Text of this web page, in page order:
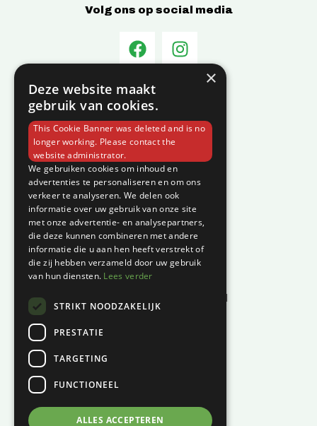
Volg ons op social media
Informatie
Over C-Vin
Contact
Klantenservice
Garantie en klachten
Betaalmethodes
Privacyverklaring
Algemene voorwaarden
Levertijd en kosten
Herroepingsrecht & bedenktijd
KVK:01124270
BTW:NL001447694B61
×
Deze website maakt
gebruik van cookies.
This Cookie Banner was deleted and is no
longer working. Please contact the
website administrator.
We gebruiken cookies om inhoud en
advertenties te personaliseren en om ons
verkeer te analyseren. We delen ook
informatie over uw gebruik van onze site
met onze advertentie- en analysepartners,
die deze kunnen combineren met andere
informatie die u aan hen heeft verstrekt of
die zij hebben verzameld door uw gebruik
van hun diensten. Lees verder
STRIKT NOODZAKELIJK
PRESTATIE
TARGETING
FUNCTIONEEL
ALLES ACCEPTEREN